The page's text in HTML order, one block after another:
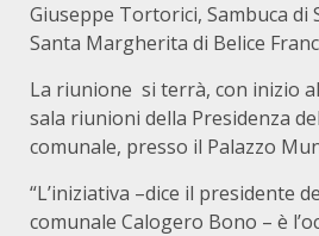
Giuseppe Tortorici, Sambuca di
Santa Margherita di Belice
La riunione si terrà, con inizio
sala riunioni della Presidenza
comunale, presso il Palazzo
“L’iniziativa –dice il presidente
comunale Calogero Bono – è